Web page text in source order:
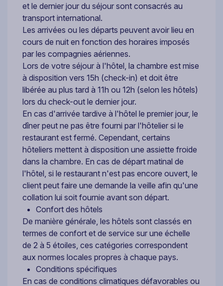
et le dernier jour du séjour sont consacrés au
transport international.
Les arrivées ou les départs peuvent avoir lieu en
cours de nuit en fonction des horaires imposés
par les compagnies aériennes.
Lors de votre séjour à l'hôtel, la chambre est mise
à disposition vers 15h (check-in) et doit être
libérée au plus tard à 11h ou 12h (selon les hôtels)
lors du check-out le dernier jour.
En cas d'arrivée tardive à l'hôtel le premier jour, le
dîner peut ne pas être fourni par l'hôtelier si le
restaurant est fermé. Cependant, certains
hôteliers mettent à disposition une assiette froide
dans la chambre. En cas de départ matinal de
l'hôtel, si le restaurant n'est pas encore ouvert, le
client peut faire une demande la veille afin qu'une
collation lui soit fournie avant son départ.
Confort des hôtels
De manière générale, les hôtels sont classés en
termes de confort et de service sur une échelle
de 2 à 5 étoiles, ces catégories correspondent
aux normes locales propres à chaque pays.
Conditions spécifiques
En cas de conditions climatiques défavorables ou